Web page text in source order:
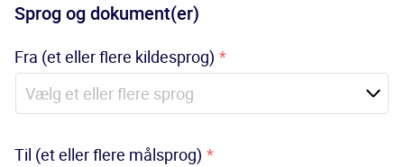
Sprog og dokument(er)
Fra (et eller flere kildesprog) *
Til (et eller flere målsprog) *